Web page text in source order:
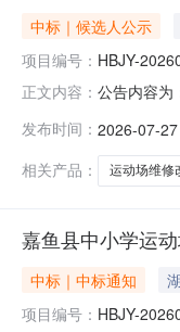
中标｜候选人公示
项目编号： HBJY-
正文内容： 公告内容为
果公示。二
发布时间： 2026-07-
相关产品：
运动场维修
嘉鱼县中小学运
中标｜中标通知
项目编号： HBJY-